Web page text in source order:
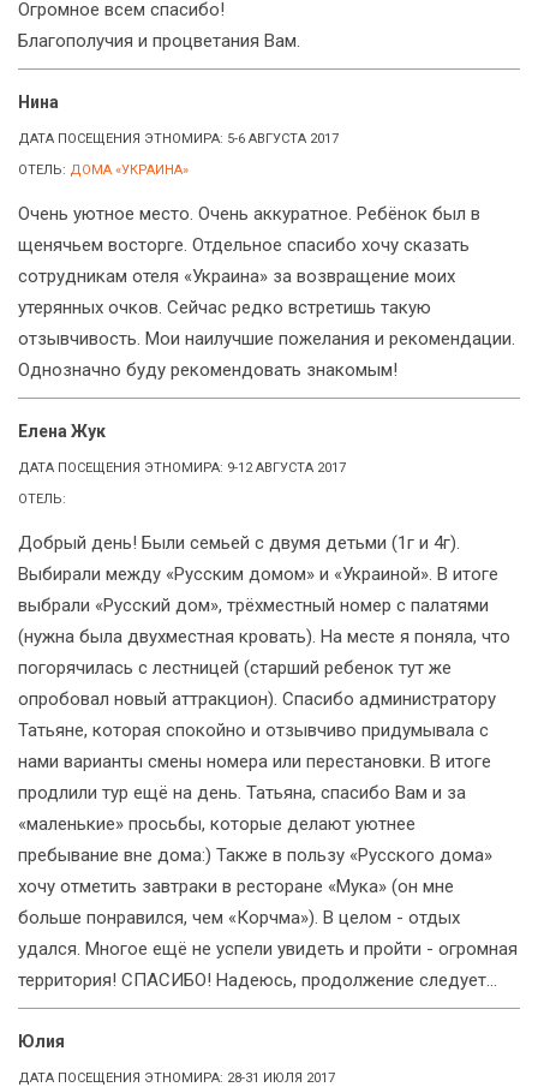
Огромное всем спасибо!
Благополучия и процветания Вам.
Нина
ДАТА ПОСЕЩЕНИЯ ЭТНОМИРА: 5-6 АВГУСТА 2017
ОТЕЛЬ: ДОМА «УКРАИНА»
Очень уютное место. Очень аккуратное. Ребёнок был в
щенячьем восторге. Отдельное спасибо хочу сказать
сотрудникам отеля «Украина» за возвращение моих
утерянных очков. Сейчас редко встретишь такую
отзывчивость. Мои наилучшие пожелания и рекомендации.
Однозначно буду рекомендовать знакомым!
Елена Жук
ДАТА ПОСЕЩЕНИЯ ЭТНОМИРА: 9-12 АВГУСТА 2017
ОТЕЛЬ:
Добрый день! Были семьей с двумя детьми (1г и 4г).
Выбирали между «Русским домом» и «Украиной». В итоге
выбрали «Русский дом», трёхместный номер с палатями
(нужна была двухместная кровать). На месте я поняла, что
погорячилась с лестницей (старший ребенок тут же
опробовал новый аттракцион). Спасибо администратору
Татьяне, которая спокойно и отзывчиво придумывала с
нами варианты смены номера или перестановки. В итоге
продлили тур ещё на день. Татьяна, спасибо Вам и за
«маленькие» просьбы, которые делают уютнее
пребывание вне дома:) Также в пользу «Русского дома»
хочу отметить завтраки в ресторане «Мука» (он мне
больше понравился, чем «Корчма»). В целом - отдых
удался. Многое ещё не успели увидеть и пройти - огромная
территория! СПАСИБО! Надеюсь, продолжение следует...
Юлия
ДАТА ПОСЕЩЕНИЯ ЭТНОМИРА: 28-31 ИЮЛЯ 2017